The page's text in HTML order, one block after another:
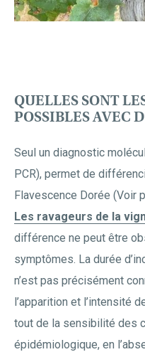
QUELLES SONT
POSSIBLES AVEC
Seul un diagnostic
PCR), permet de
Flavescence Dorée (Voir
Les ravageurs de la
différence ne peut être
symptômes. La durée
n’est pas précisément
l’apparition et l’intensité
tout de la sensibilité des
épidémiologique, en